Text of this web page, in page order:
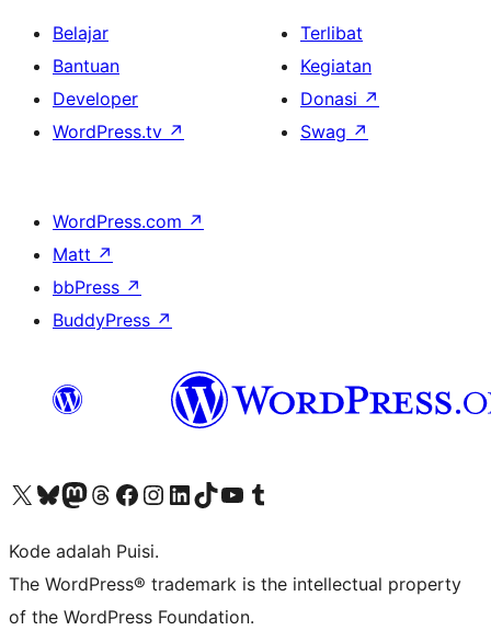
Belajar
Bantuan
Developer
WordPress.tv ↗
Terlibat
Kegiatan
Donasi ↗
Swag ↗
WordPress.com ↗
Matt ↗
bbPress ↗
BuddyPress ↗
Kunjungi akun X (sebelumnya Twitter) kamiVisit our Bluesky account
Kunjungi akun Mastodon kami
Visit our Threads account
Kunjungi halaman Facebook kamiKunjungi akun Instagram kamiKunjungi akun LinkedIn kami
Visit our TikTok account
Kunjungi channel YouTube kamiVisit our Tumblr account
Kode adalah Puisi.
The WordPress® trademark is the intellectual property
of the WordPress Foundation.